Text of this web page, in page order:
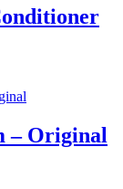
– Original